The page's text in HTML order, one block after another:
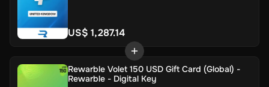
US$ 1,287.14
Rewarble Volet 150 USD Gift Card (Global) -
Rewarble - Digital Key